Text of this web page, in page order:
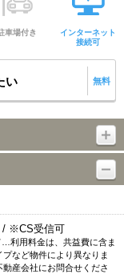
車場付き
インターネット
接続可
い 無料
※CS受信可
利用料金は、共益費に含ま
など物件により異なりま
産会社にお問合せくださ